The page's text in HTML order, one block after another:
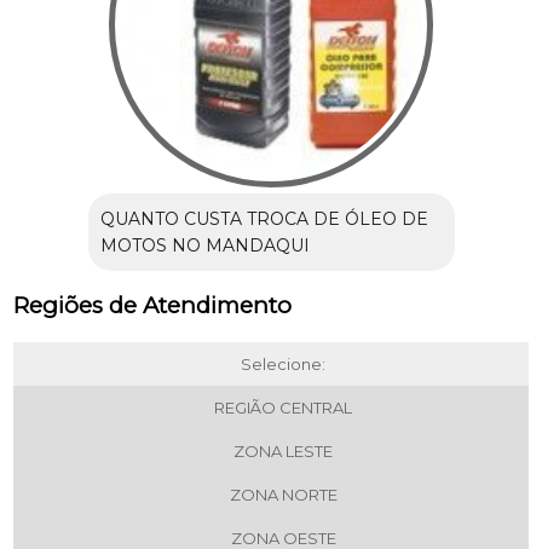
QUANTO CUSTA TROCA DE ÓLEO DE
MOTOS NO MANDAQUI
Regiões de Atendimento
Selecione:
REGIÃO CENTRAL
ZONA LESTE
ZONA NORTE
ZONA OESTE